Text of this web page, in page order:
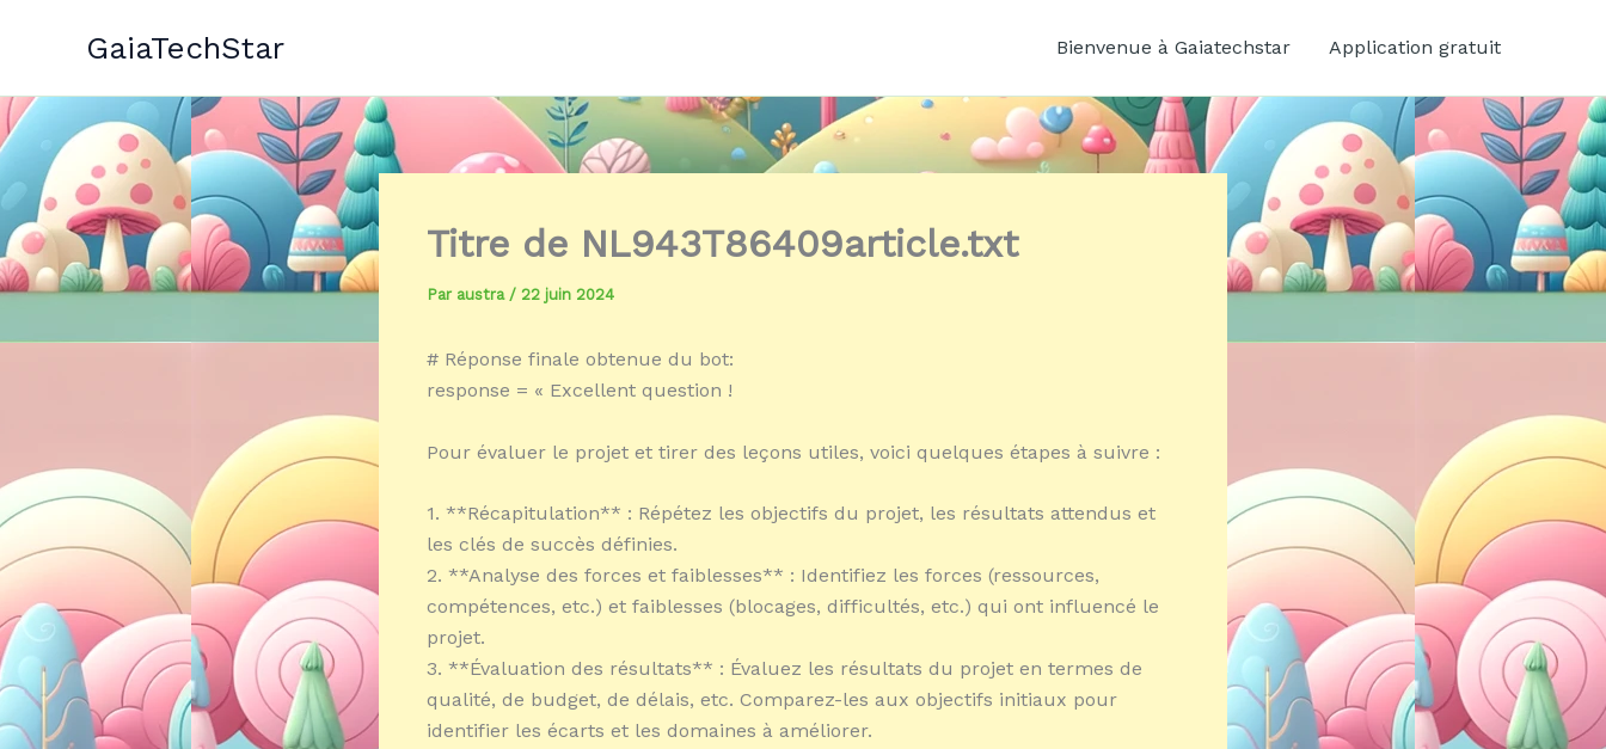
GaiaTechStar Bienvenue à Gaiatechstar Application gratuit
Titre de NL943T86409article.txt
Par austra / 22 juin 2024
# Réponse finale obtenue du bot:
response = « Excellent question !
Pour évaluer le projet et tirer des leçons utiles, voici quelques étapes à suivre :
1. **Récapitulation** : Répétez les objectifs du projet, les résultats attendus et
les clés de succès définies.
2. **Analyse des forces et faiblesses** : Identifiez les forces (ressources,
compétences, etc.) et faiblesses (blocages, difficultés, etc.) qui ont influencé le
projet.
3. **Évaluation des résultats** : Évaluez les résultats du projet en termes de
qualité, de budget, de délais, etc. Comparez-les aux objectifs initiaux pour
identifier les écarts et les domaines à améliorer.